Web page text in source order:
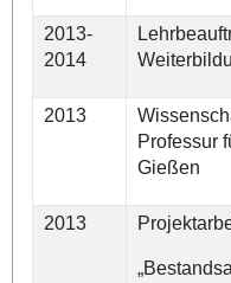
2013-
2014
2013
Professur
Gießen
2013